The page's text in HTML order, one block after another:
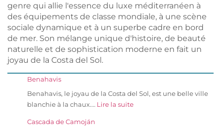
genre qui allie l'essence du luxe méditerranéen à
des équipements de classe mondiale, à une scène
sociale dynamique et à un superbe cadre en bord
de mer. Son mélange unique d'histoire, de beauté
naturelle et de sophistication moderne en fait un
joyau de la Costa del Sol.
Benahavis
Benahavis, le joyau de la Costa del Sol, est une belle ville
blanchie à la chaux.… Lire la suite
Cascada de Camoján